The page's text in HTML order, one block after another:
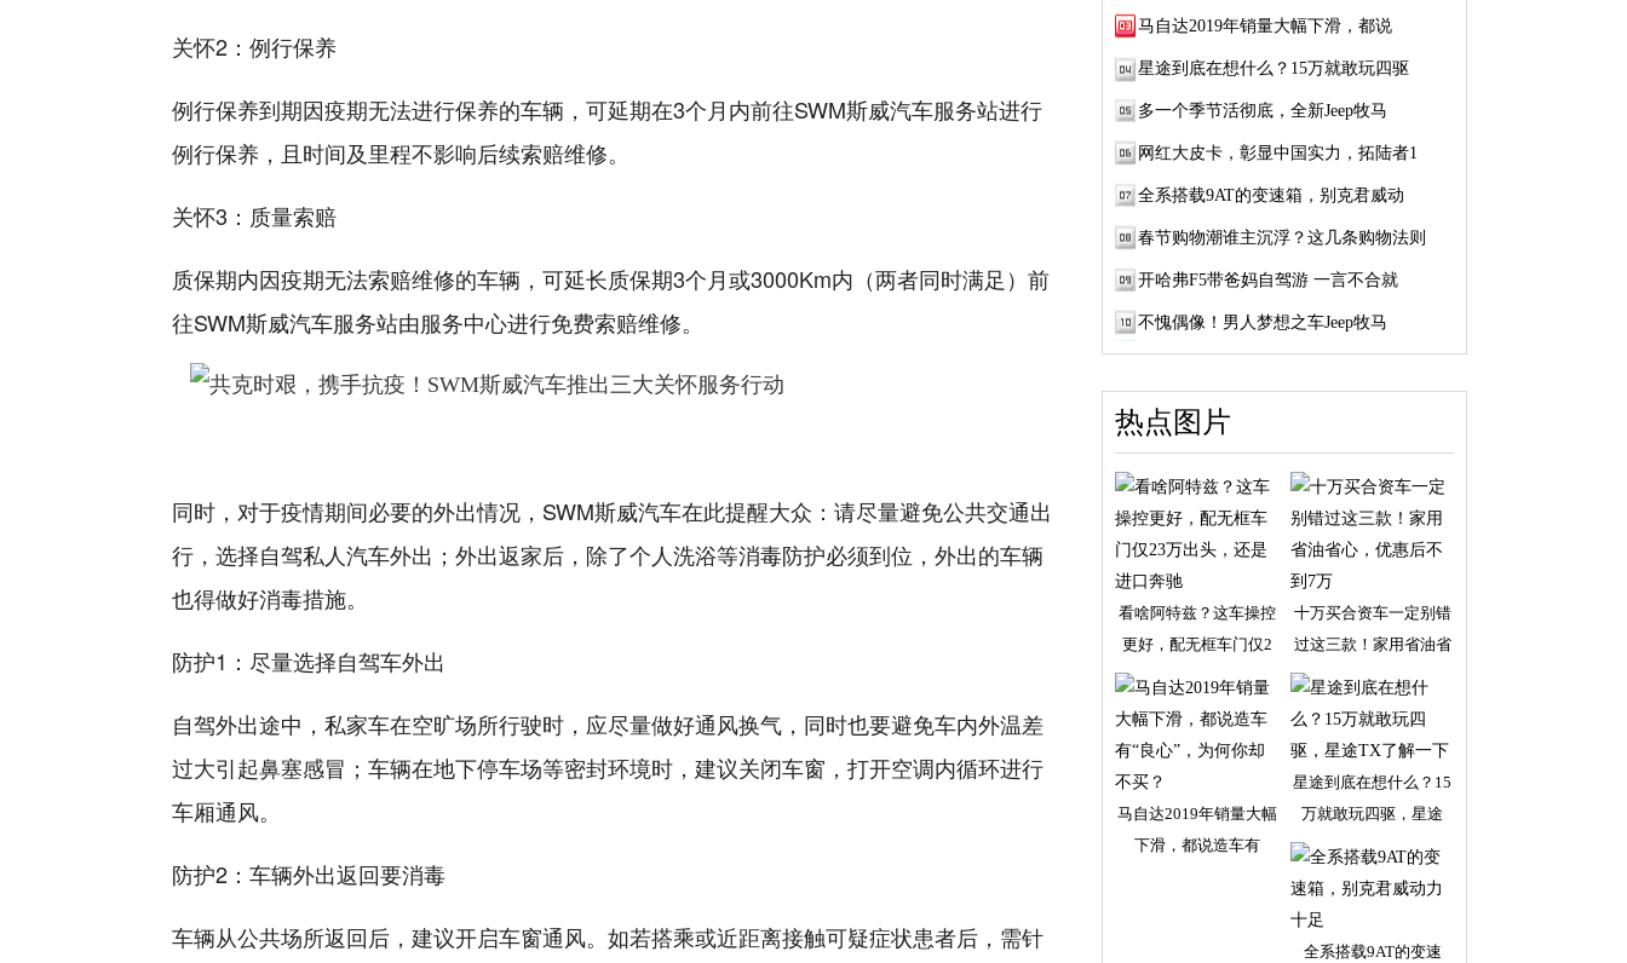
关怀2：例行保养
例行保养到期因疫期无法进行保养的车辆，可延期在3个月内前往SWM斯威汽车服务站进行
例行保养，且时间及里程不影响后续索赔维修。
关怀3：质量索赔
质保期内因疫期无法索赔维修的车辆，可延长质保期3个月或3000Km内（两者同时满足）前
往SWM斯威汽车服务站由服务中心进行免费索赔维修。
同时，对于疫情期间必要的外出情况，SWM斯威汽车在此提醒大众：请尽量避免公共交通出
行，选择自驾私人汽车外出；外出返家后，除了个人洗浴等消毒防护必须到位，外出的车辆
也得做好消毒措施。
防护1：尽量选择自驾车外出
自驾外出途中，私家车在空旷场所行驶时，应尽量做好通风换气，同时也要避免车内外温差
过大引起鼻塞感冒；车辆在地下停车场等密封环境时，建议关闭车窗，打开空调内循环进行
车厢通风。
防护2：车辆外出返回要消毒
车辆从公共场所返回后，建议开启车窗通风。如若搭乘或近距离接触可疑症状患者后，需针
马自达2019年销量大幅下滑，都说
星途到底在想什么？15万就敢玩四驱
多一个季节活彻底，全新Jeep牧马
网红大皮卡，彰显中国实力，拓陆者1
全系搭载9AT的变速箱，别克君威动
春节购物潮谁主沉浮？这几条购物法则
开哈弗F5带爸妈自驾游 一言不合就
不愧偶像！男人梦想之车Jeep牧马
热点图片
看啥阿特兹？这车操控
更好，配无框车门仅2
十万买合资车一定别错
过这三款！家用省油省
马自达2019年销量大幅
下滑，都说造车有
星途到底在想什么？15
万就敢玩四驱，星途
全系搭载9AT的变速